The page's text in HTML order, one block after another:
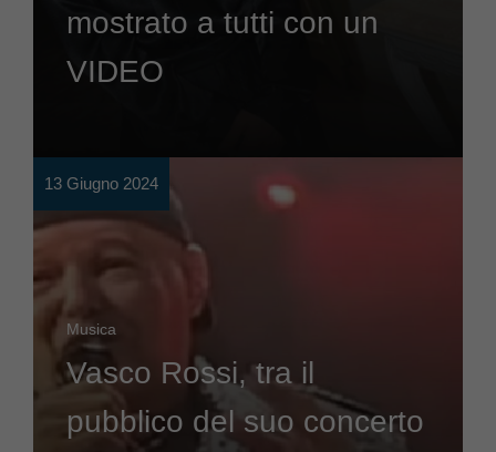
mostrato a tutti con un
VIDEO
13 Giugno 2024
Musica
Vasco Rossi, tra il
pubblico del suo concerto